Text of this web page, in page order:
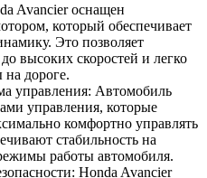
Avancier оснащен
который обеспечивает
Это позволяет
высоких скоростей и легко
дороге.
управления: Автомобиль
управления, которые
комфортно управлять
стабильность на
работы автомобиля.
Honda Avancier